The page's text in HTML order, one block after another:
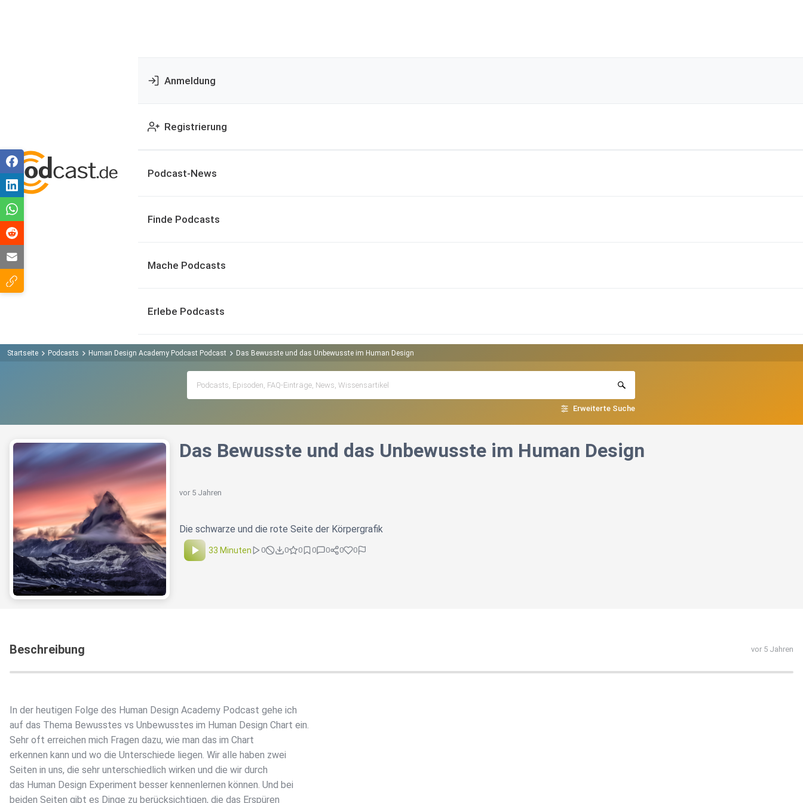
Anmeldung
Registrierung
Podcast-News
Finde Podcasts
Mache Podcasts
Erlebe Podcasts
Startseite Podcasts Human Design Academy Podcast Podcast Das Bewusste und das Unbewusste im Human Design
Erweiterte Suche
Das Bewusste und das Unbewusste im Human Design
vor 5 Jahren
Die schwarze und die rote Seite der Körpergrafik
33 Minuten 0 0 0 0 0 0 0
Beschreibung vor 5 Jahren
In der heutigen Folge des Human Design Academy Podcast gehe ich
auf das Thema Bewusstes vs Unbewusstes im Human Design Chart ein.
Sehr oft erreichen mich Fragen dazu, wie man das im Chart
erkennen kann und wo die Unterschiede liegen. Wir alle haben zwei
Seiten in uns, die sehr unterschiedlich wirken und die wir durch
das Human Design Experiment besser kennenlernen können. Und bei
beiden Seiten gibt es Dinge zu berücksichtigen, die das Erspüren